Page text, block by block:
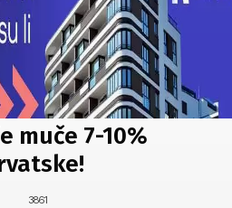
muče 7-10%
3861